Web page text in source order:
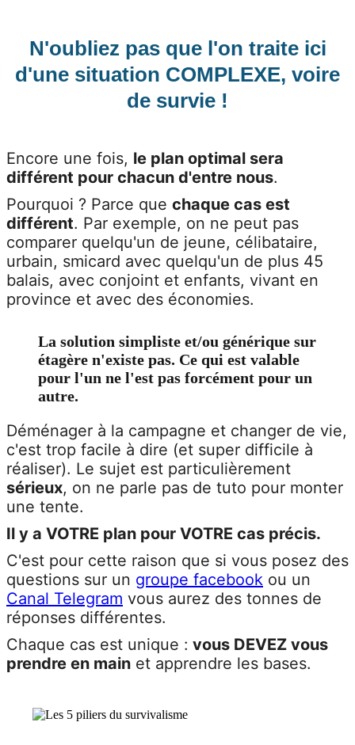
N'oubliez pas que l'on traite ici
d'une situation COMPLEXE, voire
de survie !
Encore une fois, le plan optimal sera
différent pour chacun d'entre nous.
Pourquoi ? Parce que chaque cas est
différent. Par exemple, on ne peut pas
comparer quelqu'un de jeune, célibataire,
urbain, smicard avec quelqu'un de plus 45
balais, avec conjoint et enfants, vivant en
province et avec des économies.
La solution simpliste et/ou générique sur
étagère n'existe pas. Ce qui est valable
pour l'un ne l'est pas forcément pour un
autre.
Déménager à la campagne et changer de vie,
c'est trop facile à dire (et super difficile à
réaliser). Le sujet est particulièrement
sérieux, on ne parle pas de tuto pour monter
une tente.
Il y a VOTRE plan pour VOTRE cas précis.
C'est pour cette raison que si vous posez des
questions sur un groupe facebook ou un
Canal Telegram vous aurez des tonnes de
réponses différentes.
Chaque cas est unique : vous DEVEZ vous
prendre en main et apprendre les bases.